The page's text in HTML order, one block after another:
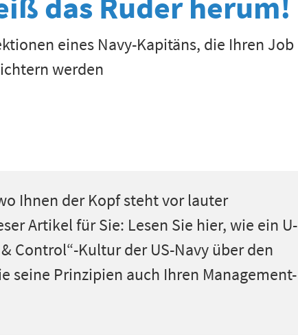
eines Navy-Kapitäns, die Ihren Job
werden
Ihnen der Kopf steht vor lauter
Artikel für Sie: Lesen Sie hier, wie ein U-
Control“-Kultur der US-Navy über den
seine Prinzipien auch Ihren Management-